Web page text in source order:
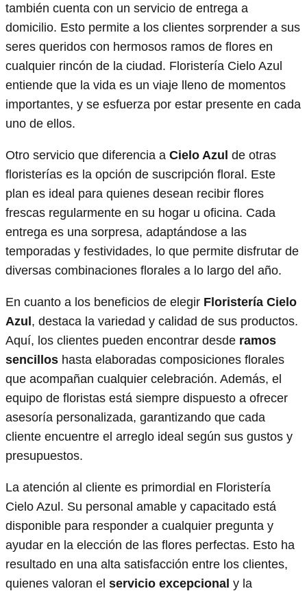
también cuenta con un servicio de entrega a
domicilio. Esto permite a los clientes sorprender a sus
seres queridos con hermosos ramos de flores en
cualquier rincón de la ciudad. Floristería Cielo Azul
entiende que la vida es un viaje lleno de momentos
importantes, y se esfuerza por estar presente en cada
uno de ellos.
Otro servicio que diferencia a Cielo Azul de otras
floristerías es la opción de suscripción floral. Este
plan es ideal para quienes desean recibir flores
frescas regularmente en su hogar u oficina. Cada
entrega es una sorpresa, adaptándose a las
temporadas y festividades, lo que permite disfrutar de
diversas combinaciones florales a lo largo del año.
En cuanto a los beneficios de elegir Floristería Cielo
Azul, destaca la variedad y calidad de sus productos.
Aquí, los clientes pueden encontrar desde ramos
sencillos hasta elaboradas composiciones florales
que acompañan cualquier celebración. Además, el
equipo de floristas está siempre dispuesto a ofrecer
asesoría personalizada, garantizando que cada
cliente encuentre el arreglo ideal según sus gustos y
presupuestos.
La atención al cliente es primordial en Floristería
Cielo Azul. Su personal amable y capacitado está
disponible para responder a cualquier pregunta y
ayudar en la elección de las flores perfectas. Esto ha
resultado en una alta satisfacción entre los clientes,
quienes valoran el servicio excepcional y la